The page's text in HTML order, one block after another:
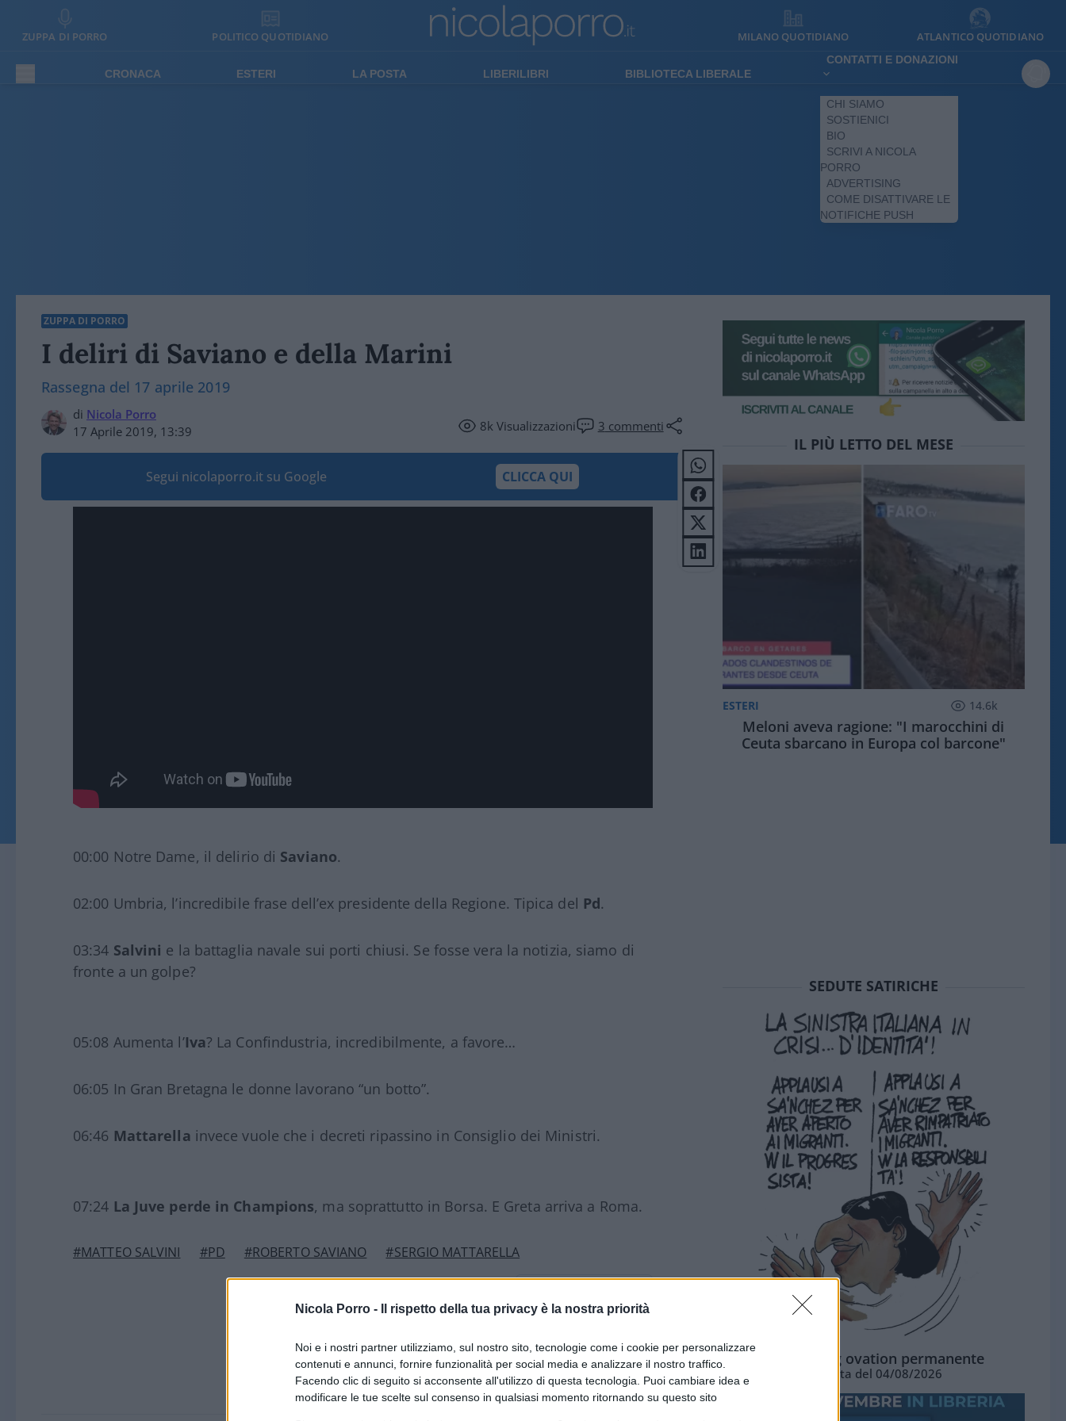
Nicola Porro - Il rispetto della tua privacy è la nostra priorità
Noi e i nostri partner utilizziamo, sul nostro sito, tecnologie come i cookie per personalizzare
contenuti e annunci, fornire funzionalità per social media e analizzare il nostro traffico.
Facendo clic di seguito si acconsente all'utilizzo di questa tecnologia. Puoi cambiare idea e
modificare le tue scelte sul consenso in qualsiasi momento ritornando su questo sito
ZUPPA DI PORRO POLITICO QUOTIDIANO MILANO QUOTIDIANO ATLANTICO QUOTIDIANO
CRONACA ESTERI LA POSTA LIBERILIBRI BIBLIOTECA LIBERALE
CONTATTI E DONAZIONI
CHI SIAMO
SOSTIENICI
BIO
SCRIVI A NICOLA
PORRO
ADVERTISING
COME DISATTIVARE LE
NOTIFICHE PUSH
ZUPPA DI PORRO
I deliri di Saviano e della Marini
Rassegna del 17 aprile 2019
di Nicola Porro
17 Aprile 2019, 13:39
8kVisualizzazioni 3 commenti
Segui nicolaporro.it su Google CLICCA QUI
00:00 Notre Dame, il delirio di Saviano.
02:00 Umbria, l’incredibile frase dell’ex presidente della Regione. Tipica del Pd.
03:34 Salvini e la battaglia navale sui porti chiusi. Se fosse vera la notizia, siamo di
fronte a un golpe?
05:08 Aumenta l’Iva? La Confindustria, incredibilmente, a favore…
06:05 In Gran Bretagna le donne lavorano “un botto”.
06:46 Mattarella invece vuole che i decreti ripassino in Consiglio dei Ministri.
07:24 La Juve perde in Champions, ma soprattutto in Borsa. E Greta arriva a Roma.
#MATTEO SALVINI #PD #ROBERTO SAVIANO #SERGIO MATTARELLA
3
IL PIÙ LETTO DEL MESE
ESTERI 14.6k
Meloni aveva ragione: "I marocchini di
Ceuta sbarcano in Europa col barcone"
SEDUTE SATIRICHE
La standing ovation permanente
Vignetta del 04/08/2026